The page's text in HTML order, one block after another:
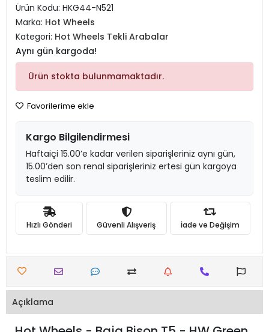
Ürün Kodu: HKG44-N521
Marka: Hot Wheels
Kategori: Hot Wheels Tekli Arabalar
Aynı gün kargoda!
Ürün stokta bulunmamaktadır.
Favorilerime ekle
Kargo Bilgilendirmesi
Haftaiçi 15.00’e kadar verilen siparişleriniz aynı gün,
15.00’den son renal siparişleriniz ertesi gün kargoya
teslim edilir.
Hızlı Gönderi Güvenli Alışveriş İade ve Değişim
Açıklama